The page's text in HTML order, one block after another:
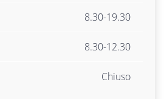
8.30-19.30
8.30-12.30
Chiuso